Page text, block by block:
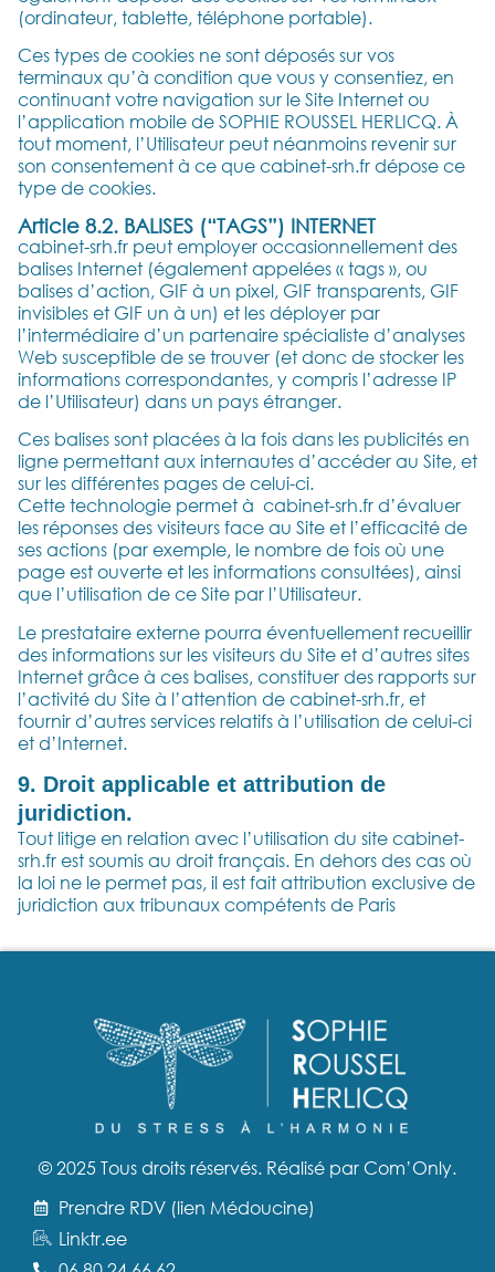
(ordinateur, tablette, téléphone portable).
Ces types de cookies ne sont déposés sur vos
terminaux qu’à condition que vous y consentiez, en
continuant votre navigation sur le Site Internet ou
l’application mobile de SOPHIE ROUSSEL HERLICQ. À
tout moment, l’Utilisateur peut néanmoins revenir sur
son consentement à ce que cabinet-srh.fr dépose ce
type de cookies.
Article 8.2. BALISES (“TAGS”) INTERNET
cabinet-srh.fr peut employer occasionnellement des
balises Internet (également appelées « tags », ou
balises d’action, GIF à un pixel, GIF transparents, GIF
invisibles et GIF un à un) et les déployer par
l’intermédiaire d’un partenaire spécialiste d’analyses
Web susceptible de se trouver (et donc de stocker les
informations correspondantes, y compris l’adresse IP
de l’Utilisateur) dans un pays étranger.
Ces balises sont placées à la fois dans les publicités en
ligne permettant aux internautes d’accéder au Site, et
sur les différentes pages de celui-ci.
Cette technologie permet à cabinet-srh.fr d’évaluer
les réponses des visiteurs face au Site et l’efficacité de
ses actions (par exemple, le nombre de fois où une
page est ouverte et les informations consultées), ainsi
que l’utilisation de ce Site par l’Utilisateur.
Le prestataire externe pourra éventuellement recueillir
des informations sur les visiteurs du Site et d’autres sites
Internet grâce à ces balises, constituer des rapports sur
l’activité du Site à l’attention de cabinet-srh.fr, et
fournir d’autres services relatifs à l’utilisation de celui-ci
et d’Internet.
9. Droit applicable et attribution de
juridiction.
Tout litige en relation avec l’utilisation du site cabinet-
srh.fr est soumis au droit français. En dehors des cas où
la loi ne le permet pas, il est fait attribution exclusive de
juridiction aux tribunaux compétents de Paris
© 2025 Tous droits réservés. Réalisé par Com’Only.
Prendre RDV (lien Médoucine)
Linktr.ee